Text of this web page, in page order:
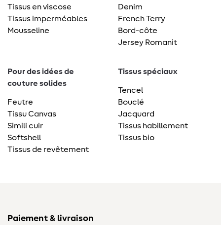
Tissus en viscose
Tissus imperméables
Mousseline
Denim
French Terry
Bord-côte
Jersey Romanit
Pour des idées de
couture solides
Feutre
Tissu Canvas
Simili cuir
Softshell
Tissus de revêtement
Tissus spéciaux
Tencel
Bouclé
Jacquard
Tissus habillement
Tissus bio
Paiement & livraison